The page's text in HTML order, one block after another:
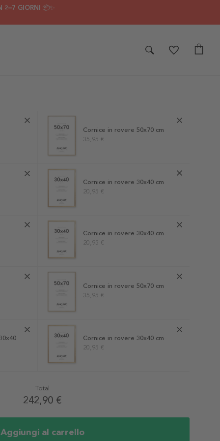
2–7 GIORNI 📦✨
Cornice in rovere 50x70 cm
35,95 €
Cornice in rovere 30x40 cm
20,95 €
Cornice in rovere 30x40 cm
20,95 €
Cornice in rovere 50x70 cm
35,95 €
Cornice in rovere 30x40 cm
20,95 €
Total
242,90 €
Aggiungi al carrello